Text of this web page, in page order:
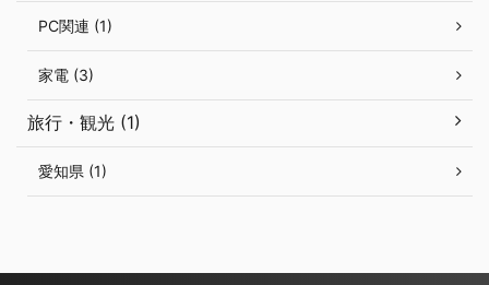
PC関連 (1)
家電 (3)
旅行・観光 (1)
愛知県 (1)